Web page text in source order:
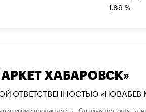
1,89 %
ХАБАРОВСК»
ОТВЕТСТВЕННОСТЬЮ «НОВАБЕВ
пищевыми продуктами Оптовая торговля